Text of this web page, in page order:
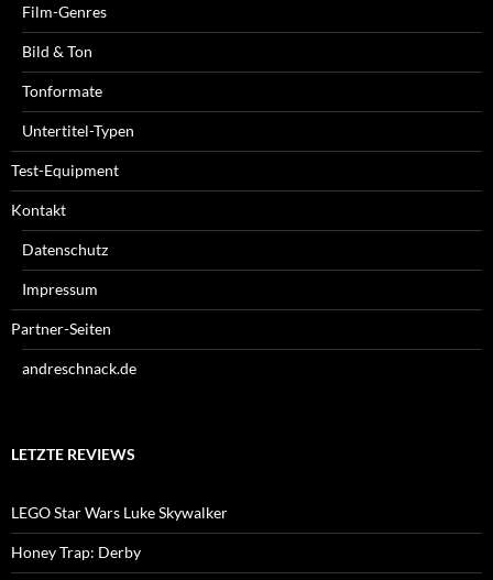
Film-Genres
Bild & Ton
Tonformate
Untertitel-Typen
Test-Equipment
Kontakt
Datenschutz
Impressum
Partner-Seiten
andreschnack.de
LETZTE REVIEWS
LEGO Star Wars Luke Skywalker
Honey Trap: Derby